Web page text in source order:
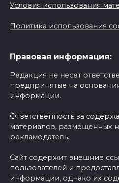
Условия использования
Политика использования
Правовая информация:
Редакция не несет
предпринятые на
информации.
Ответственность за
материалов, размещенных
рекламодатель.
Сайт содержит внешние
пользователей и
информации, однако их